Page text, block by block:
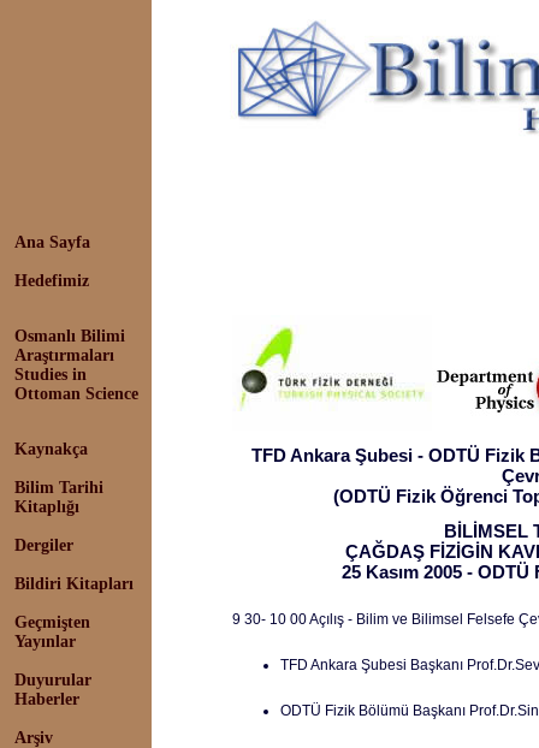
Ana Sayfa
Hedefimiz
Osmanlı Bilimi
Araştırmaları
Studies in
Ottoman Science
Kaynakça
Bilim Tarihi
Kitaplığı
Dergiler
Bildiri Kitapları
Geçmişten
Yayınlar
Duyurular
Haberler
Arşiv
TFD Ankara Şubesi - ODTÜ Fizik
(ODTÜ Fizik Öğrenci
BİLİMSEL
ÇAĞDAŞ FİZİGİN
25 Kasım 2005 -
9 30- 10 00 Açılış - Bilim ve Bilimsel Felsefe
TFD Ankara Şubesi Başkanı
ODTÜ Fizik Bölümü Başkanı